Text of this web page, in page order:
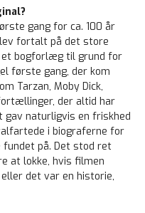
gang for ca. 100 år
fortalt på det store
bogforlæg til grund for
første gang, der kom
Tarzan, Moby Dick,
der altid har
naturligvis en friskhed
i biograferne for
fundet på. Det stod ret
at lokke, hvis filmen
det var en historie,